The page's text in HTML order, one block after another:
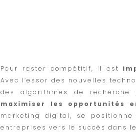
Pour rester compétitif, il est
Avec l’essor des nouvelles
des algorithmes de
maximiser les opportunités
marketing digital, se
entreprises vers le succès dans